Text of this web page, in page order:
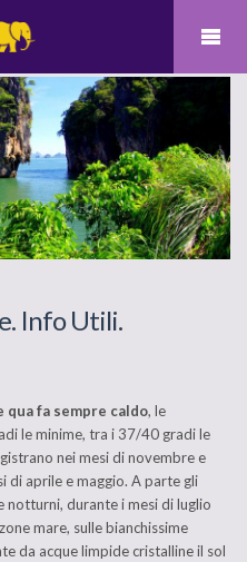
Info Utili.
qua fa sempre caldo, le
le minime, tra i 37/40 gradi le
nei mesi di novembre e
di aprile e maggio. A parte gli
notturni, durante i mesi di luglio
mare, sulle bianchissime
da acque limpide cristalline il sol